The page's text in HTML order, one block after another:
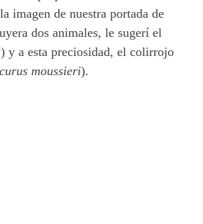
imagen de nuestra portada de
dos animales, le sugerí el
) y a esta preciosidad, el colirrojo
moussieri).